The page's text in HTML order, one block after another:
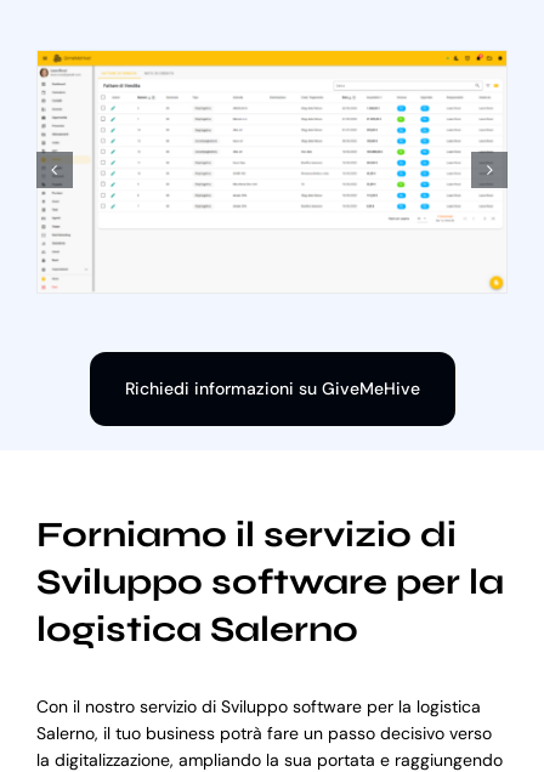
Richiedi informazioni su GiveMeHive
Forniamo il servizio di
Sviluppo software per la
logistica Salerno
Con il nostro servizio di Sviluppo software per la logistica
Salerno, il tuo business potrà fare un passo decisivo verso
la digitalizzazione, ampliando la sua portata e raggiungendo